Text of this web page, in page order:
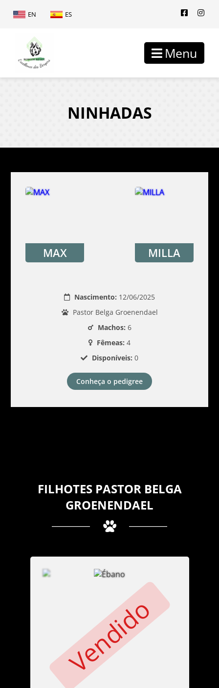
EN ES
Menu
NINHADAS
MAX MILLA
Nascimento: 12/06/2025
Pastor Belga Groenendael
Machos: 6
Fêmeas: 4
Disponíveis: 0
Conheça o pedigree
FILHOTES PASTOR BELGA
GROENENDAEL
Vendido